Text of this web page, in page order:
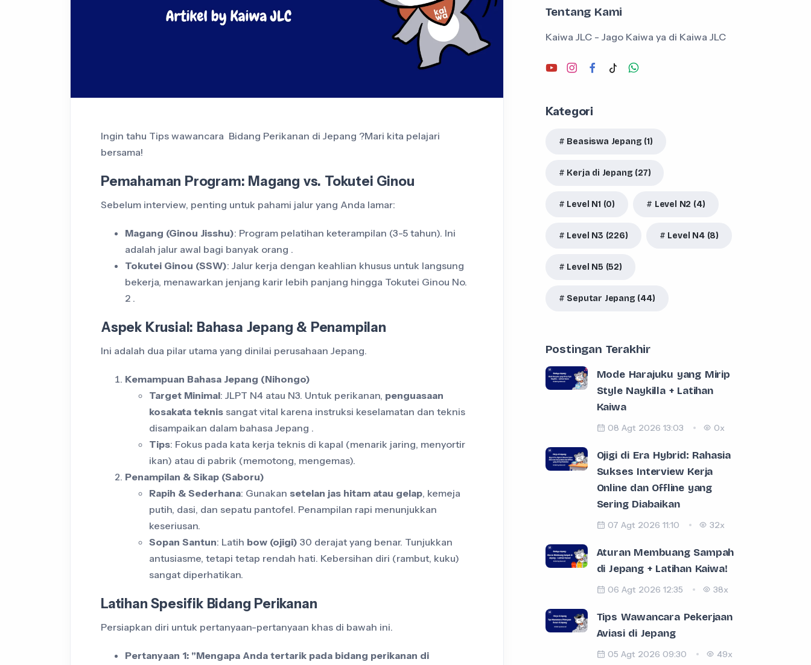
Ingin tahu Tips wawancara Bidang Perikanan di Jepang ?Mari kita pelajari
bersama!
Pemahaman Program: Magang vs. Tokutei Ginou
Sebelum interview, penting untuk pahami jalur yang Anda lamar:
Magang (Ginou Jisshu): Program pelatihan keterampilan (3-5 tahun). Ini
adalah jalur awal bagi banyak orang .
Tokutei Ginou (SSW): Jalur kerja dengan keahlian khusus untuk langsung
bekerja, menawarkan jenjang karir lebih panjang hingga Tokutei Ginou No.
2 .
Aspek Krusial: Bahasa Jepang & Penampilan
Ini adalah dua pilar utama yang dinilai perusahaan Jepang.
Kemampuan Bahasa Jepang (Nihongo)
Target Minimal: JLPT N4 atau N3. Untuk perikanan, penguasaan
kosakata teknis sangat vital karena instruksi keselamatan dan teknis
disampaikan dalam bahasa Jepang .
Tips: Fokus pada kata kerja teknis di kapal (menarik jaring, menyortir
ikan) atau di pabrik (memotong, mengemas).
Penampilan & Sikap (Saboru)
Rapih & Sederhana: Gunakan setelan jas hitam atau gelap, kemeja
putih, dasi, dan sepatu pantofel. Penampilan rapi menunjukkan
keseriusan.
Sopan Santun: Latih bow (ojigi) 30 derajat yang benar. Tunjukkan
antusiasme, tetapi tetap rendah hati. Kebersihan diri (rambut, kuku)
sangat diperhatikan.
Latihan Spesifik Bidang Perikanan
Persiapkan diri untuk pertanyaan-pertanyaan khas di bawah ini.
Pertanyaan 1: "Mengapa Anda tertarik pada bidang perikanan di
Tentang Kami
Kaiwa JLC - Jago Kaiwa ya di Kaiwa JLC
Kategori
Beasiswa Jepang (1)
Kerja di Jepang (27)
Level N1 (0) Level N2 (4)
Level N3 (226) Level N4 (8)
Level N5 (52)
Seputar Jepang (44)
Postingan Terakhir
Mode Harajuku yang Mirip
Style Naykilla + Latihan
Kaiwa
08 Agt 2026 13:03 0x
Ojigi di Era Hybrid: Rahasia
Sukses Interview Kerja
Online dan Offline yang
Sering Diabaikan
07 Agt 2026 11:10 32x
Aturan Membuang Sampah
di Jepang + Latihan Kaiwa!
06 Agt 2026 12:35 38x
Tips Wawancara Pekerjaan
Aviasi di Jepang
05 Agt 2026 09:30 49x